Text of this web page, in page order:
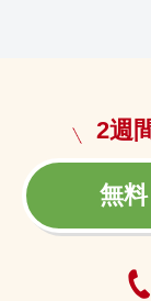
2週
無